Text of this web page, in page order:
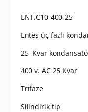
ENT.C10-400-25
Entes üç fazlı
25 Kvar
400 v. AC 25 Kvar
Trıfaze
Silindirik tip